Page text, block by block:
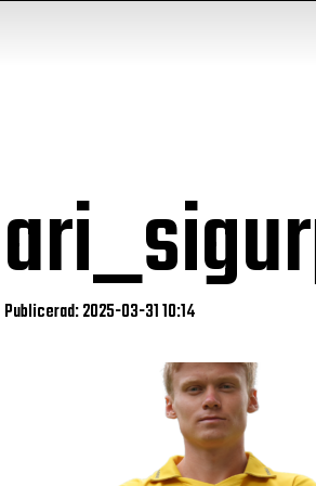
Publicerad: 2025-03-31 10:14